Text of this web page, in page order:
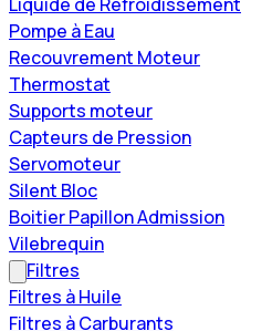
Pompe à Eau
Recouvrement Moteur
Thermostat
Supports moteur
Capteurs de Pression
Servomoteur
Silent Bloc
Boitier Papillon Admission
Vilebrequin
Filtres
Filtres à Huile
Filtres à Carburants